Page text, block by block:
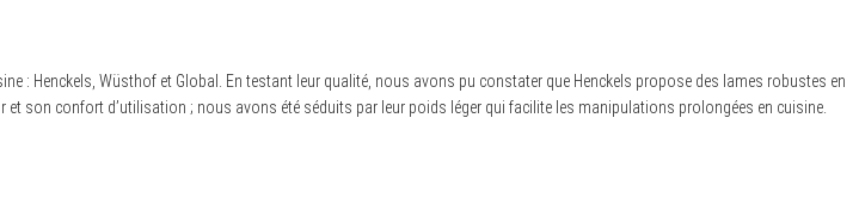
: Henckels, Wüsthof et Global. En testant leur qualité, nous avons pu constater que Henckels propose des lames robustes en
son confort d’utilisation ; nous avons été séduits par leur poids léger qui facilite les manipulations prolongées en cuisine.